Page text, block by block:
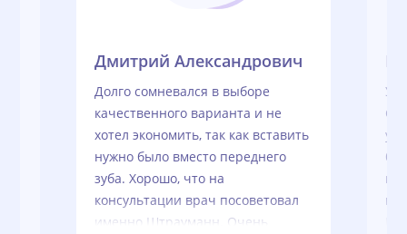
Дмитрий Александрович
Долго сомневался в выборе
качественного варианта и не
хотел экономить, так как вставить
нужно было вместо переднего
зуба. Хорошо, что на
консультации врач посоветовал
именно Штрауманн. Очень